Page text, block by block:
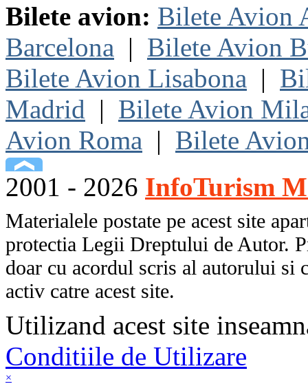
Bilete avion: Bilete Avion
Barcelona | Bilete Avion
Bilete Avion Lisabona |
Madrid | Bilete Avion
Avion Roma | Bilete
2001 - 2026 InfoTurism
Materialele postate pe acest site
protectia Legii Dreptului de Autor.
doar cu acordul scris al autorului si
activ catre acest site.
Utilizand acest site
Conditiile de Utilizare
×